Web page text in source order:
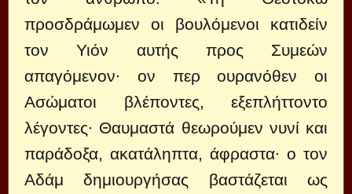
προσδράμωμεν οι βουλόμενοι κατιδείν
τον Υιόν αυτής προς Συμεών
απαγόμενον∙ ον περ ουρανόθεν οι
Ασώματοι βλέποντες, εξεπλήττοντο
λέγοντες∙ Θαυμαστά θεωρούμεν νυνί και
παράδοξα, ακατάληπτα, άφραστα∙ ο τον
Αδάμ δημιουργήσας βαστάζεται ως